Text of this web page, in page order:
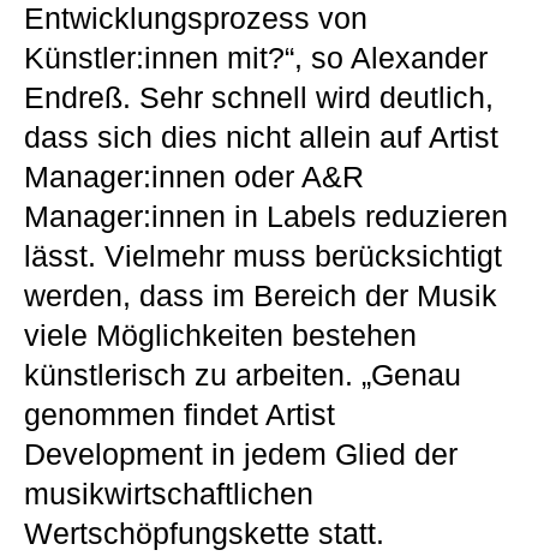
Entwicklungsprozess von
Künstler:innen mit?“, so Alexander
Endreß. Sehr schnell wird deutlich,
dass sich dies nicht allein auf Artist
Manager:innen oder A&R
Manager:innen in Labels reduzieren
lässt. Vielmehr muss berücksichtigt
werden, dass im Bereich der Musik
viele Möglichkeiten bestehen
künstlerisch zu arbeiten. „Genau
genommen findet Artist
Development in jedem Glied der
musikwirtschaftlichen
Wertschöpfungskette statt.